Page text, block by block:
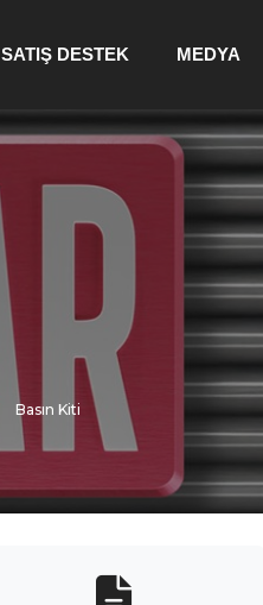
SATIŞ DESTEK MEDYA
Basın Kiti